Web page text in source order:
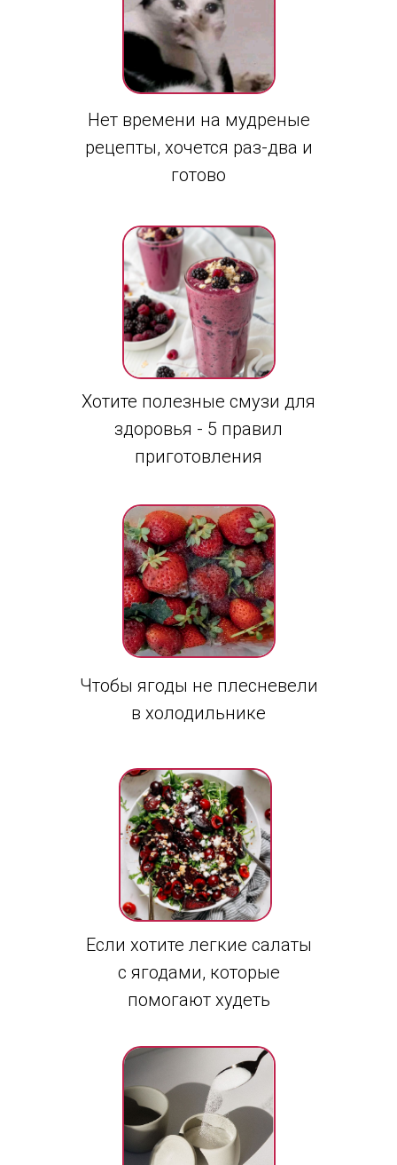
Нет времени на мудреные
рецепты, хочется раз-два и
готово
Хотите полезные смузи для
здоровья - 5 правил
приготовления
Если хотите легкие салаты
с ягодами, которые
помогают худеть
Чтобы ягоды не плесневели
в холодильнике